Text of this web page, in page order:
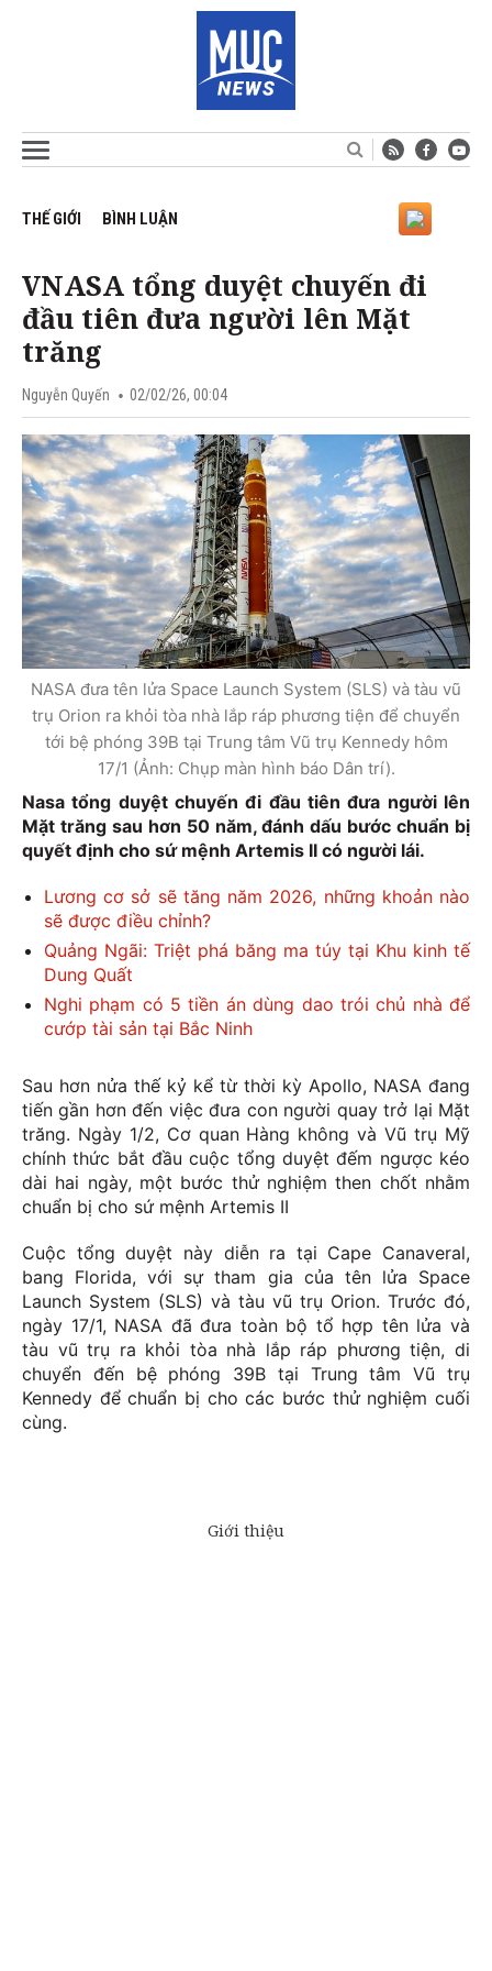
THẾ GIỚI BÌNH LUẬN
VNASA tổng duyệt chuyến đi
đầu tiên đưa người lên Mặt
trăng
Nguyễn Quyến 02/02/26, 00:04
NASA đưa tên lửa Space Launch System (SLS) và tàu vũ
trụ Orion ra khỏi tòa nhà lắp ráp phương tiện để chuyển
tới bệ phóng 39B tại Trung tâm Vũ trụ Kennedy hôm
17/1 (Ảnh: Chụp màn hình báo Dân trí).
Nasa tổng duyệt chuyến đi đầu tiên đưa người lên
Mặt trăng sau hơn 50 năm, đánh dấu bước chuẩn bị
quyết định cho sứ mệnh Artemis II có người lái.
Lương cơ sở sẽ tăng năm 2026, những khoản nào
sẽ được điều chỉnh?
Quảng Ngãi: Triệt phá băng ma túy tại Khu kinh tế
Dung Quất
Nghi phạm có 5 tiền án dùng dao trói chủ nhà để
cướp tài sản tại Bắc Ninh
Sau hơn nửa thế kỷ kể từ thời kỳ Apollo, NASA đang
tiến gần hơn đến việc đưa con người quay trở lại Mặt
trăng. Ngày 1/2, Cơ quan Hàng không và Vũ trụ Mỹ
chính thức bắt đầu cuộc tổng duyệt đếm ngược kéo
dài hai ngày, một bước thử nghiệm then chốt nhằm
chuẩn bị cho sứ mệnh Artemis II
Cuộc tổng duyệt này diễn ra tại Cape Canaveral,
bang Florida, với sự tham gia của tên lửa Space
Launch System (SLS) và tàu vũ trụ Orion. Trước đó,
ngày 17/1, NASA đã đưa toàn bộ tổ hợp tên lửa và
tàu vũ trụ ra khỏi tòa nhà lắp ráp phương tiện, di
chuyển đến bệ phóng 39B tại Trung tâm Vũ trụ
Kennedy để chuẩn bị cho các bước thử nghiệm cuối
cùng.